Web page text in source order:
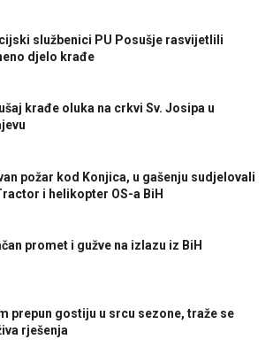
službenici PU Posušje rasvijetlili
djelo krađe
krađe oluka na crkvi Sv. Josipa u
požar kod Konjica, u gašenju sudjelovali
i helikopter OS-a BiH
promet i gužve na izlazu iz BiH
prepun gostiju u srcu sezone, traže se
rješenja